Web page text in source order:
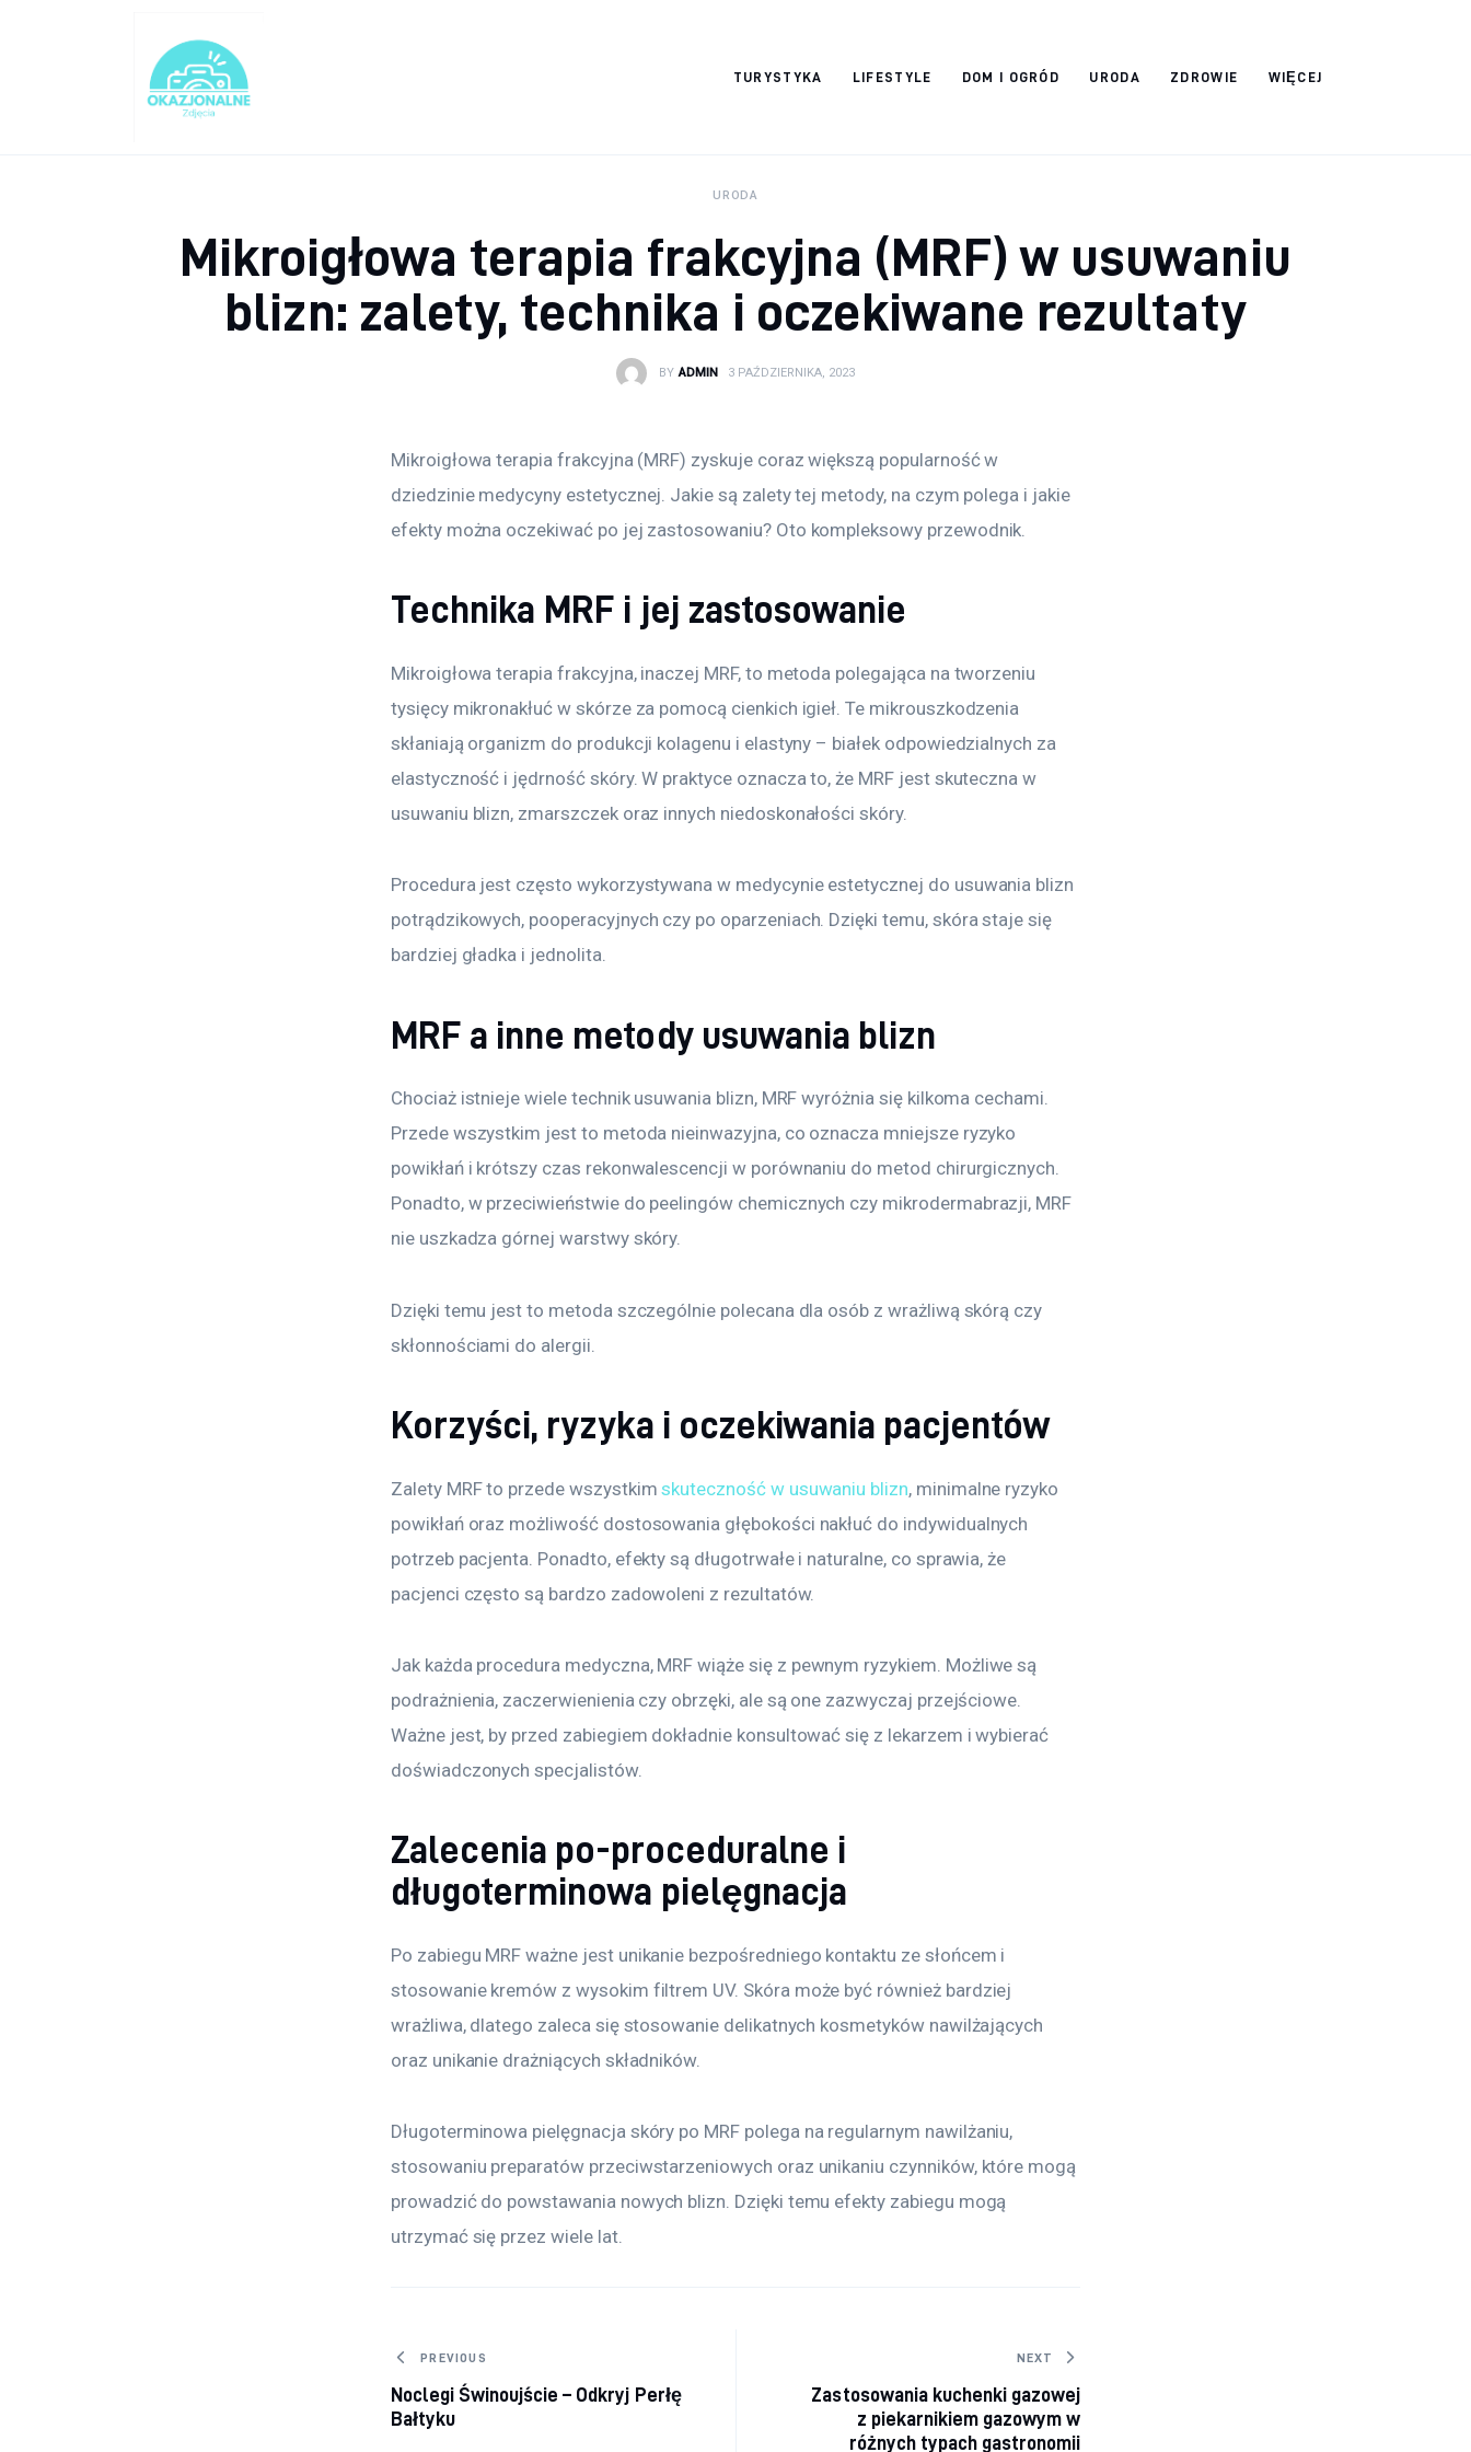
TURYSTYKA LIFESTYLE DOM I OGRÓD URODA ZDROWIE WIĘCEJ
okazjonalne-
URODA
Mikroigłowa terapia frakcyjna (MRF) w usuwaniu
blizn: zalety, technika i oczekiwane rezultaty
BY ADMIN 3 PAŹDZIERNIKA, 2023
Mikroigłowa terapia frakcyjna (MRF) zyskuje coraz większą popularność w
dziedzinie medycyny estetycznej. Jakie są zalety tej metody, na czym polega i jakie
efekty można oczekiwać po jej zastosowaniu? Oto kompleksowy przewodnik.
Technika MRF i jej zastosowanie
Mikroigłowa terapia frakcyjna, inaczej MRF, to metoda polegająca na tworzeniu
tysięcy mikronakłuć w skórze za pomocą cienkich igieł. Te mikrouszkodzenia
skłaniają organizm do produkcji kolagenu i elastyny – białek odpowiedzialnych za
elastyczność i jędrność skóry. W praktyce oznacza to, że MRF jest skuteczna w
usuwaniu blizn, zmarszczek oraz innych niedoskonałości skóry.
Procedura jest często wykorzystywana w medycynie estetycznej do usuwania blizn
potrądzikowych, pooperacyjnych czy po oparzeniach. Dzięki temu, skóra staje się
bardziej gładka i jednolita.
MRF a inne metody usuwania blizn
Chociaż istnieje wiele technik usuwania blizn, MRF wyróżnia się kilkoma cechami.
Przede wszystkim jest to metoda nieinwazyjna, co oznacza mniejsze ryzyko
powikłań i krótszy czas rekonwalescencji w porównaniu do metod chirurgicznych.
Ponadto, w przeciwieństwie do peelingów chemicznych czy mikrodermabrazji, MRF
nie uszkadza górnej warstwy skóry.
Dzięki temu jest to metoda szczególnie polecana dla osób z wrażliwą skórą czy
skłonnościami do alergii.
Korzyści, ryzyka i oczekiwania pacjentów
Zalety MRF to przede wszystkim skuteczność w usuwaniu blizn, minimalne ryzyko
powikłań oraz możliwość dostosowania głębokości nakłuć do indywidualnych
potrzeb pacjenta. Ponadto, efekty są długotrwałe i naturalne, co sprawia, że
pacjenci często są bardzo zadowoleni z rezultatów.
Jak każda procedura medyczna, MRF wiąże się z pewnym ryzykiem. Możliwe są
podrażnienia, zaczerwienienia czy obrzęki, ale są one zazwyczaj przejściowe.
Ważne jest, by przed zabiegiem dokładnie konsultować się z lekarzem i wybierać
doświadczonych specjalistów.
Zalecenia po-proceduralne i
długoterminowa pielęgnacja
Po zabiegu MRF ważne jest unikanie bezpośredniego kontaktu ze słońcem i
stosowanie kremów z wysokim filtrem UV. Skóra może być również bardziej
wrażliwa, dlatego zaleca się stosowanie delikatnych kosmetyków nawilżających
oraz unikanie drażniących składników.
Długoterminowa pielęgnacja skóry po MRF polega na regularnym nawilżaniu,
stosowaniu preparatów przeciwstarzeniowych oraz unikaniu czynników, które mogą
prowadzić do powstawania nowych blizn. Dzięki temu efekty zabiegu mogą
utrzymać się przez wiele lat.
Nawigacja
wpisu
PREVIOUS
Noclegi Świnoujście – Odkryj Perłę
Bałtyku
NEXT
Zastosowania kuchenki gazowej
z piekarnikiem gazowym w
różnych typach gastronomii